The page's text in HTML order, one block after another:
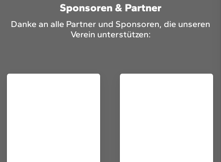
Sponsoren & Partner
Danke an alle Partner und Sponsoren, die unseren
Verein unterstützen: